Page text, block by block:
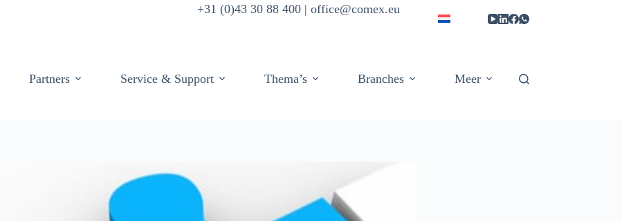
+31 (0)43 30 88 400 | office@comex.eu
Partners Service & Support Thema’s Branches Meer